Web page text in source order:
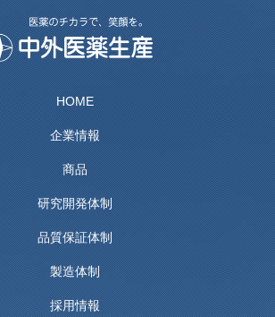
HOME
企業情報
商品
研究開発体制
品質保証体制
製造体制
採用情報